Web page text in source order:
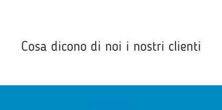
Cosa dicono di noi i nostri clienti